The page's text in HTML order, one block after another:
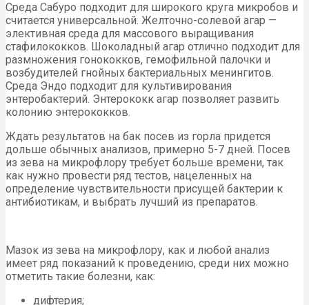
Среда Сабуро подходит для широкого круга микробов и
считается универсальной. Желточно-солевой агар —
элективная среда для массового выращивания
стафилококков. Шоколадный агар отлично подходит для
размножения гонококков, гемофильной палочки и
возбудителей гнойных бактериальных менингитов.
Среда Эндо подходит для культивирования
энтеробактерий. Энтерококк агар позволяет развить
колонию энтерококков.
Ждать результатов на бак посев из горла придется
дольше обычных анализов, примерно 5-7 дней. Посев
из зева на микрофлору требует больше времени, так
как нужно провести ряд тестов, нацеленных на
определение чувствительности присущей бактерии к
антибиотикам, и выбрать лучший из препаратов.
Мазок из зева на микрофлору, как и любой анализ
имеет ряд показаний к проведению, среди них можно
отметить такие болезни, как:
дифтерия;